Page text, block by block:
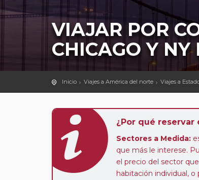
VIAJAR POR
CHICAGO Y
Inicio Viajes a América del norte Viajes a
¿Por qué reservar
Sectores a Medida:
que más le interese.
el precio del sector
habitación individual,